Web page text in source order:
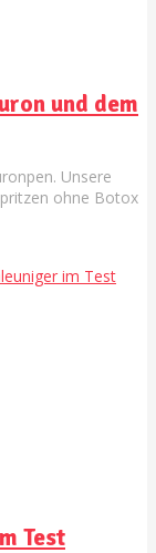
und dem
Unsere
ohne Botox
Test